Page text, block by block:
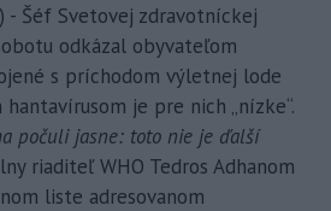
- Šéf Svetovej zdravotníckej
odkázal obyvateľom
s príchodom výletnej lode
je pre nich „nízke“.
počuli jasne: toto nie je ďalší
riaditeľ WHO Tedros Adhanom
liste adresovanom